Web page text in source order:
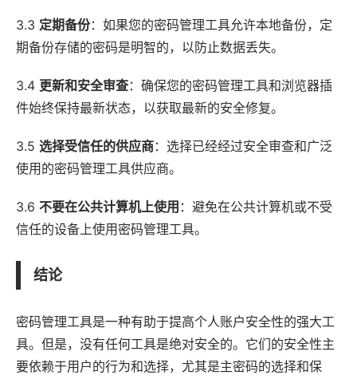
3.3 定期备份：如果您的密码管理工具允许本地备份，定
期备份存储的密码是明智的，以防止数据丢失。
3.4 更新和安全审查：确保您的密码管理工具和浏览器插
件始终保持最新状态，以获取最新的安全修复。
3.5 选择受信任的供应商：选择已经经过安全审查和广泛
使用的密码管理工具供应商。
3.6 不要在公共计算机上使用 ：避免在公共计算机或不受
信任的设备上使用密码管理工具。
结论
密码管理工具是一种有助于提高个人账户安全性的强大工
具。但是，没有任何工具是绝对安全的。它们的安全性主
要依赖于用户的行为和选择，尤其是主密码的选择和保